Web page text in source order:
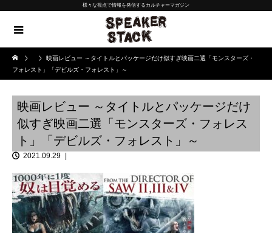
様々な視点で情報を発信するカルチャーマガジン
映画レビュー ～タイトルとパッケージだけ似すぎ映画二選「モンスターズ・
フォレスト」「デビルズ・フォレスト」～
映画レビュー ～タイトルとパッケージだけ
似すぎ映画二選「モンスターズ・フォレス
ト」「デビルズ・フォレスト」～
2021.09.29